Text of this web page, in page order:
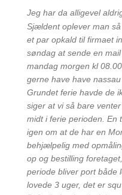
Jeg har da alligevel
Sjældent oplever man
et par opkald til firmaet
søndag at sende en
mandag morgen kl
gerne have have
Grundet ferie havde de
siger at vi så bare
midt i ferie perioden. En
igen om at de har en
behjælpelig med
op og bestilling
periode bliver port både
lovede 3 uger, det er squ